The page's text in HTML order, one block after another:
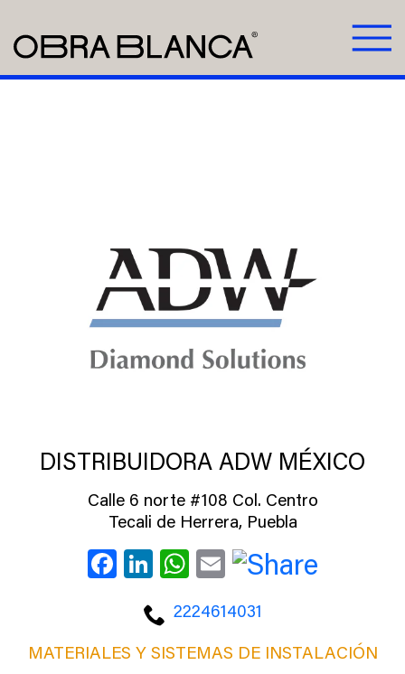
DISTRIBUIDORA ADW MÉXICO
Calle 6 norte #108 Col. Centro
Tecali de Herrera, Puebla
Facebook
LinkedIn
WhatsApp
Email
2224614031
MATERIALES Y SISTEMAS DE INSTALACIÓN